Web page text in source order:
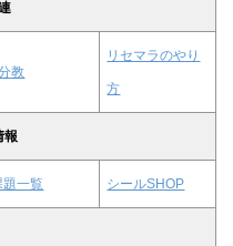
教
リセマラのやり
方
報
題一覧 シールSHOP